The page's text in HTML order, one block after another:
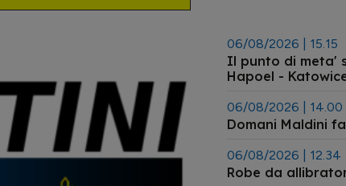
06/08/2026 | 15.15
Il punto di meta'
Hapoel -
06/08/2026 | 14.00
Domani Maldini
06/08/2026 | 12.34
Robe da